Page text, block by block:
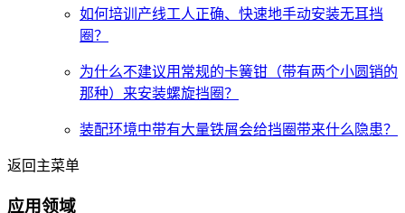
如何培训产线工人正确、快速地手动安装无耳挡
圈？
为什么不建议用常规的卡簧钳（带有两个小圆销的
那种）来安装螺旋挡圈？
装配环境中带有大量铁屑会给挡圈带来什么隐患？
返回主菜单
应用领域